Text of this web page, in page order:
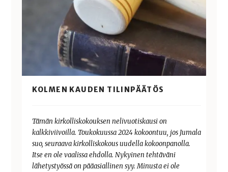
KOLMEN KAUDEN TILINPÄÄTÖS
Tämän kirkolliskokouksen nelivuotiskausi on
kalkkiviivoilla. Toukokuussa 2024 kokoontuu, jos Jumala
suo, seuraava kirkolliskokous uudella kokoonpanolla.
Itse en ole vaalissa ehdolla. Nykyinen tehtäväni
lähetystyössä on pääasiallinen syy. Minusta ei ole